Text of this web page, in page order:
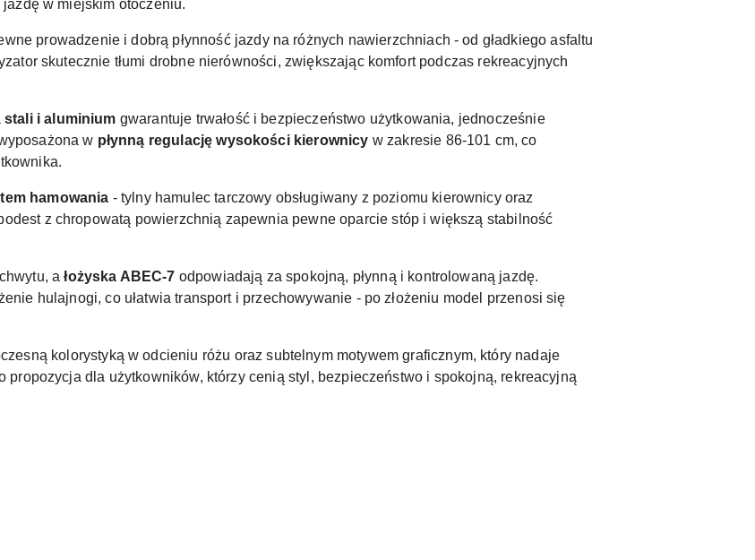
w miejskim otoczeniu.
prowadzenie i dobrą płynność jazdy na różnych nawierzchniach - od gładkiego asfaltu
skutecznie tłumi drobne nierówności, zwiększając komfort podczas rekreacyjnych
stali i aluminium gwarantuje trwałość i bezpieczeństwo użytkowania, jednocześnie
w płynną regulację wysokości kierownicy w zakresie 86-101 cm, co
hamowania - tylny hamulec tarczowy obsługiwany z poziomu kierownicy oraz
z chropowatą powierzchnią zapewnia pewne oparcie stóp i większą stabilność
a łożyska ABEC-7 odpowiadają za spokojną, płynną i kontrolowaną jazdę.
hulajnogi, co ułatwia transport i przechowywanie - po złożeniu model przenosi się
kolorystyką w odcieniu różu oraz subtelnym motywem graficznym, który nadaje
propozycja dla użytkowników, którzy cenią styl, bezpieczeństwo i spokojną, rekreacyjną